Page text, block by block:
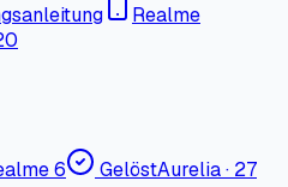
Realme
6 GelöstAurelia· 27